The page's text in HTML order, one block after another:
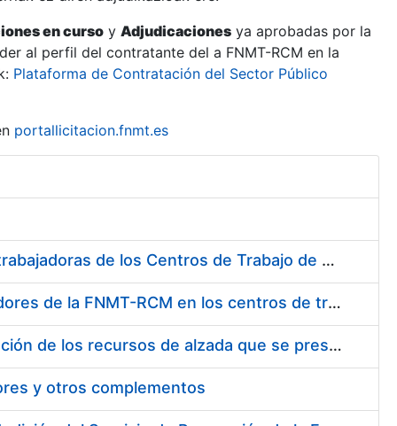
en curso y Adjudicaciones ya aprobadas por la
al perfil del contratante del a FNMT-RCM en la
Plataforma de Contratación del Sector Público
portallicitacion.fnmt.es
Suministro de Protectores Auditivos a medida para las personas trabajadoras de los Centros de Trabajo de Madrid y Burgos
Suministro de gafas graduadas antiproyecciones para los trabajadores de la FNMT-RCM en los centros de trabajo de Madrid y Burgos
Servicios de una empresa externa para el asesoramiento y resolución de los recursos de alzada que se presentan relacionados con procesos de selección para la FNMT-RCM
y otros complementos